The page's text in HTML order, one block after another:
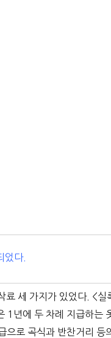
었다.
료 세 가지가 있었다. <
1년에 두 차례 지급하는
으로 곡식과 반찬거리 등